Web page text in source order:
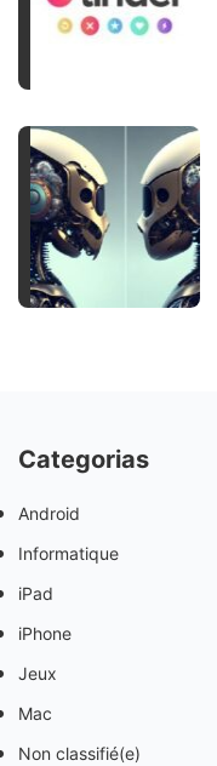
Categorias
Android
Informatique
iPad
iPhone
Jeux
Mac
Non classifié(e)